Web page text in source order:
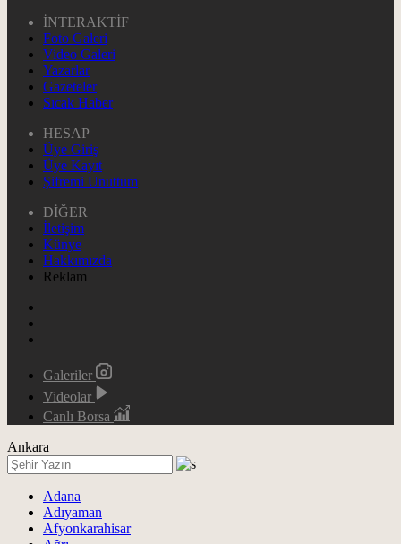
İNTERAKTİF
Foto Galeri
Video Galeri
Yazarlar
Gazeteler
Sıcak Haber
HESAP
Üye Giriş
Üye Kayıt
Şifremi Unuttum
DİĞER
İletişim
Künye
Hakkımızda
Reklam
Galeriler
Videolar
Canlı Borsa
Ankara
Adana
Adıyaman
Afyonkarahisar